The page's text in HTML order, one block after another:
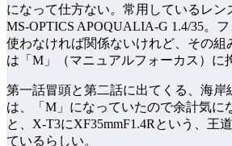
になって仕方ない。常用しているレン
MS-OPTICS APOQUALIA-G 1.4/35。
使わなければ関係ないけれど、その組
は「M」（マニュアルフォーカス）に
第一話冒頭と第二話に出てくる、海岸
は、「M」になっていたので余計気に
と、X-T3にXF35mmF1.4Rという、王
ているらしい。